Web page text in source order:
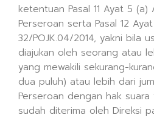
ketentuan Pasal 11 Ayat 5 (a)
Perseroan serta Pasal 12
32/POJK.04/2014, yakni bila
diajukan oleh seorang atau
yang mewakili sekurang-
dua puluh) atau lebih dari
Perseroan dengan hak
sudah diterima oleh Direksi